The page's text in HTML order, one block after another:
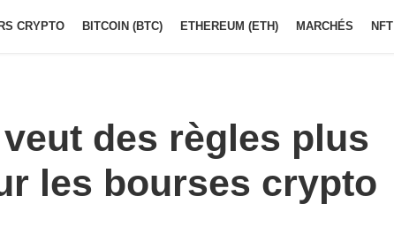
CRYPTO BITCOIN (BTC) ETHEREUM (ETH) MARCHÉS NFT
des règles plus
les bourses crypto